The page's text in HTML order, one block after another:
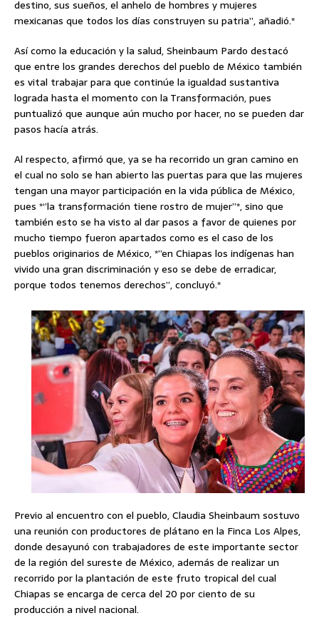
destino, sus sueños, el anhelo de hombres y mujeres
mexicanas que todos los días construyen su patria’’, añadió.*
Así como la educación y la salud, Sheinbaum Pardo destacó
que entre los grandes derechos del pueblo de México también
es vital trabajar para que continúe la igualdad sustantiva
lograda hasta el momento con la Transformación, pues
puntualizó que aunque aún mucho por hacer, no se pueden dar
pasos hacía atrás.
Al respecto, afirmó que, ya se ha recorrido un gran camino en
el cual no solo se han abierto las puertas para que las mujeres
tengan una mayor participación en la vida pública de México,
pues *‘’la transformación tiene rostro de mujer’’*, sino que
también esto se ha visto al dar pasos a favor de quienes por
mucho tiempo fueron apartados como es el caso de los
pueblos originarios de México, *’’en Chiapas los indígenas han
vivido una gran discriminación y eso se debe de erradicar,
porque todos tenemos derechos’’, concluyó.*
Previo al encuentro con el pueblo, Claudia Sheinbaum sostuvo
una reunión con productores de plátano en la Finca Los Alpes,
donde desayunó con trabajadores de este importante sector
de la región del sureste de México, además de realizar un
recorrido por la plantación de este fruto tropical del cual
Chiapas se encarga de cerca del 20 por ciento de su
producción a nivel nacional.